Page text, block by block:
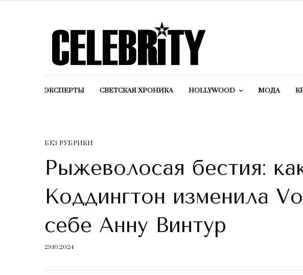
ЭКСПЕРТЫ СВЕТСКАЯ ХРОНИКА HOLLYWOOD МОДА
БЕЗ РУБРИКИ
Рыжеволосая бестия:
Коддингтон изменила
себе Анну Винтур
29.10.2024